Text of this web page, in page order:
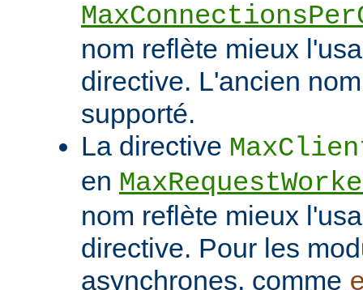
nom reflète mieux
directive. L'ancien
supporté.
La directive
en
nom reflète mieux
directive. Pour les
asynchrones, comme